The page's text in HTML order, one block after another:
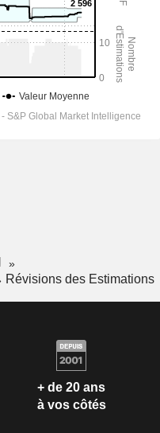
Révisions des Estimations
+ de 20 ans
à vos côtés